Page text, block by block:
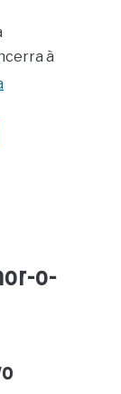
à
o-